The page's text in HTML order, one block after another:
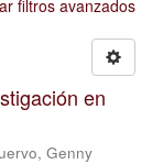
filtros avanzados
en
Genny